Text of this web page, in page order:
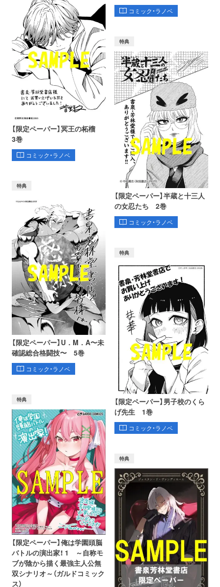
コミック・ラノベ
【限定ペーパー】冥王の柘榴
3巻
コミック・ラノベ
特典
【限定ペーパー】半蔵と十三人
の女忍たち 2巻
コミック・ラノベ
特典
【限定ペーパー】U．M．A〜未
確認総合格闘技〜 5巻
コミック・ラノベ
特典
【限定ペーパー】男子校のくら
げ先生 1巻
コミック・ラノベ
特典
【限定ペーパー】俺は学園頭脳
バトルの演出家！ 1 ～自称モ
ブが陰から描く最強主人公無
双シナリオ～（ガルドコミック
ス）
特典